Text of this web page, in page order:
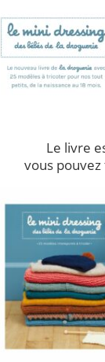
Le livre
vous